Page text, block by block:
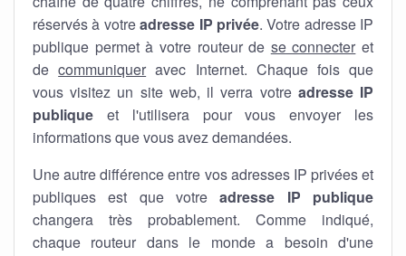
réservés à votreadresse IP privée. Votre adresse IP
publique permet à votre routeur de se connecter et
decommuniquer avec Internet. Chaque fois que
vous visitez un site web, il verra votre adresse IP
publique et l'utilisera pour vous envoyer les
informations que vous avez demandées.
Une autre différence entre vos adresses IP privées et
publiques est que votreadresse IP publique
changera très probablement. Comme indiqué,
chaque routeur dans le monde a besoin d'une